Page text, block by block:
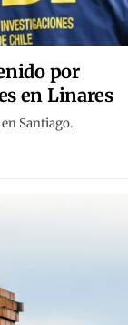
por
en Linares
Santiago.